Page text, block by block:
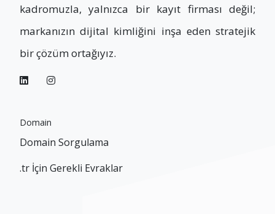
kadromuzla, yalnızca bir kayıt firması değil;
markanızın dijital kimliğini inşa eden stratejik
bir çözüm ortağıyız.
Domain
Domain Sorgulama
.tr İçin Gerekli Evraklar